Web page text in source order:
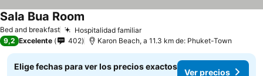
Bed and breakfast Hospitalidad familiar
Sala Bua Room
9,2 Excelente 402 Karon Beach, a 11.3 km de: Phuket-Town
Elige fechas para ver los precios exactos
Ver precios